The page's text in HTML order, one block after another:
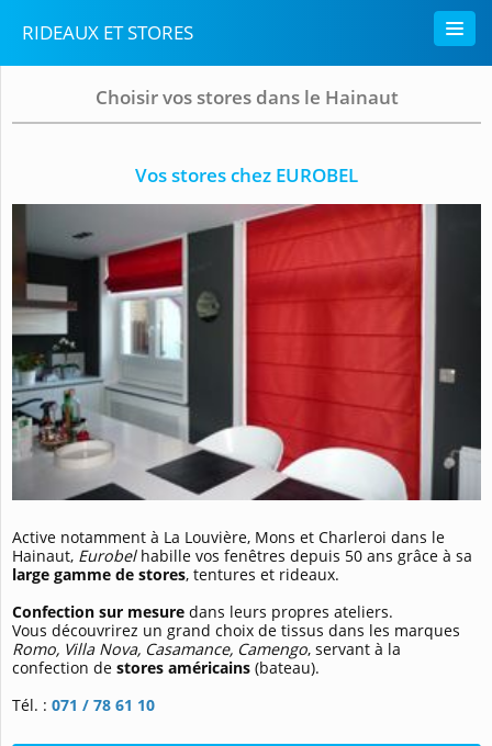
RIDEAUX ET STORES
Choisir vos stores dans le Hainaut
Vos stores chez EUROBEL
Active notamment à La Louvière, Mons et Charleroi dans le
Hainaut, Eurobelhabille vos fenêtres depuis 50 ans grâce à sa
large gamme de stores, tentures et rideaux.
Confection sur mesure dans leurs propres ateliers.
Vous découvrirez un grand choix de tissus dans les marques
Romo, Villa Nova, Casamance, Camengo, servant à la
confection de stores américains (bateau).
Tél. : 071 / 78 61 10